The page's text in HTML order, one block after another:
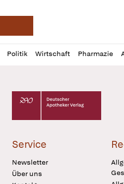
Deutsche Apotheker
Politik Wirtschaft Pharmazie
Profil
öffnen
Daz
Pur
Deutscher Apotheker Verlag
Service
Newsletter
Über uns